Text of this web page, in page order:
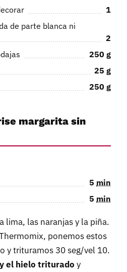
1
de parte blanca ni
2
250 g
25 g
250 g
margarita sin
5 min
5 min
lima, las naranjas y la piña.
ponemos estos
y trituramos 30 seg/vel 10.
el hielo triturado y